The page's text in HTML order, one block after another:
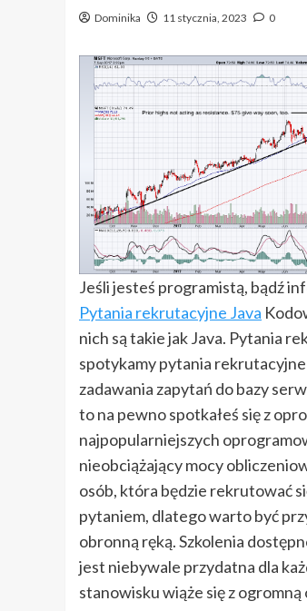
Dominika 11 stycznia, 2023 0
Jeśli jesteś programistą, bądź
Pytania rekrutacyjne Java
nich są takie jak Java. Pytania
spotykamy pytania rekrutacyjne
zadawania zapytań do bazy
to na pewno spotkałeś się z
najpopularniejszych
nieobciążający mocy
osób, która będzie rekrutować
pytaniem, dlatego warto być
obronną ręką. Szkolenia
jest niebywale przydatna dla
stanowisku wiąże się z